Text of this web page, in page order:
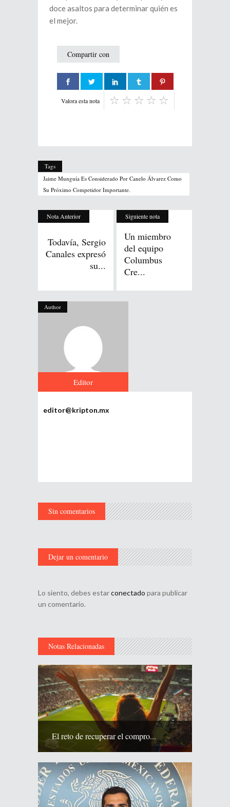
doce asaltos para determinar quién es
el mejor.
Compartir con
Valora esta nota
Tags
Jaime Munguía Es Considerado Por Canelo Álvarez Como
Su Próximo Competidor Importante.
Nota Anterior
Todavía, Sergio
Canales expresó
su...
Siguiente nota
Un miembro
del equipo
Columbus
Cre...
Author
Editor
editor@kripton.mx
Sin comentarios
Dejar un comentario
Lo siento, debes estarconectado para publicar
un comentario.
Notas Relacionadas
El reto de recuperar el compro...